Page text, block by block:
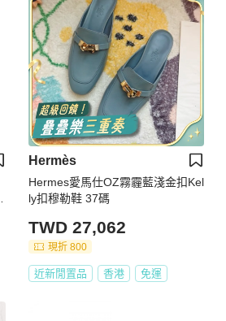
Hermès
Hermes愛馬仕OZ霧霾藍淺金扣Kel
ly扣穆勒鞋 37碼
TWD 27,062
現折 800
近新閒置品 香港 免運